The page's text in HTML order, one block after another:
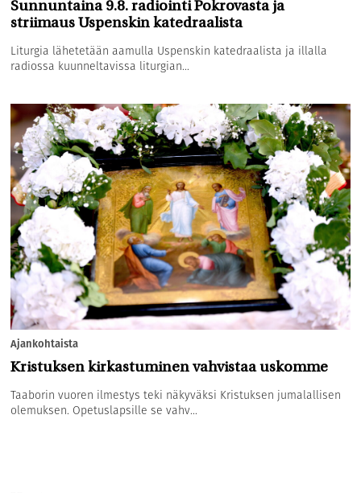
Sunnuntaina 9.8. radiointi Pokrovasta ja
striimaus Uspenskin katedraalista
Liturgia lähetetään aamulla Uspenskin katedraalista ja illalla
radiossa kuunneltavissa liturgian...
Ajankohtaista
Kristuksen kirkastuminen vahvistaa uskomme
Taaborin vuoren ilmestys teki näkyväksi Kristuksen jumalallisen
olemuksen. Opetuslapsille se vahv...